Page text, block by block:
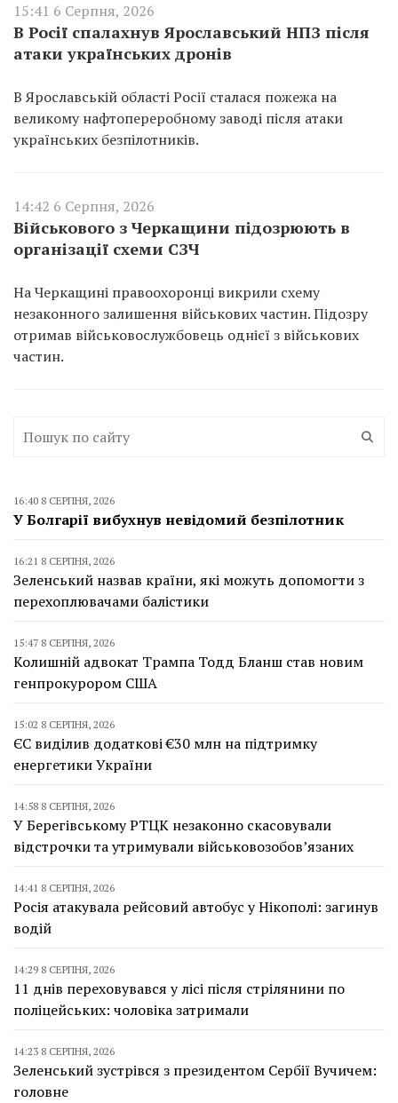
15:41 6 Серпня, 2026
В Росії спалахнув Ярославський НПЗ після
атаки українських дронів
В Ярославській області Росії сталася пожежа на
великому нафтопереробному заводі після атаки
українських безпілотників.
14:42 6 Серпня, 2026
Військового з Черкащини підозрюють в
організації схеми СЗЧ
На Черкащині правоохоронці викрили схему
незаконного залишення військових частин. Підозру
отримав військовослужбовець однієї з військових
частин.
16:40 8 СЕРПНЯ, 2026
У Болгарії вибухнув невідомий безпілотник
16:21 8 СЕРПНЯ, 2026
Зеленський назвав країни, які можуть допомогти з
перехоплювачами балістики
15:47 8 СЕРПНЯ, 2026
Колишній адвокат Трампа Тодд Бланш став новим
генпрокурором США
15:02 8 СЕРПНЯ, 2026
ЄС виділив додаткові €30 млн на підтримку
енергетики України
14:58 8 СЕРПНЯ, 2026
У Берегівському РТЦК незаконно скасовували
відстрочки та утримували військовозобов’язаних
14:41 8 СЕРПНЯ, 2026
Росія атакувала рейсовий автобус у Нікополі: загинув
водій
14:29 8 СЕРПНЯ, 2026
11 днів переховувався у лісі після стрілянини по
поліцейських: чоловіка затримали
14:23 8 СЕРПНЯ, 2026
Зеленський зустрівся з президентом Сербії Вучичем:
головне